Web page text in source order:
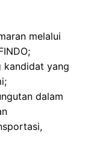
melalui
kandidat yang
dalam